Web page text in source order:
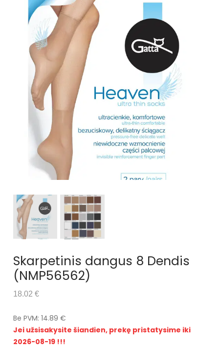
Skarpetinis dangus 8 Dendis
(NMP56562)
18.02 €
Be PVM: 14.89 €
Jei užsisakysite šiandien, prekę pristatysime iki
2026-08-19 !!!